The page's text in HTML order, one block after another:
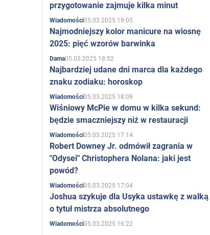
przygotowanie zajmuje kilka minut
Wiadomości05.03.2025 19:05
Najmodniejszy kolor manicure na wiosnę
2025: pięć wzorów barwinka
Dama05.03.2025 18:52
Najbardziej udane dni marca dla każdego
znaku zodiaku: horoskop
Wiadomości05.03.2025 18:09
Wiśniowy McPie w domu w kilka sekund:
będzie smaczniejszy niż w restauracji
Wiadomości05.03.2025 17:14
Robert Downey Jr. odmówił zagrania w
"Odysei" Christophera Nolana: jaki jest
powód?
Wiadomości05.03.2025 17:04
Joshua szykuje dla Usyka ustawkę z walką
o tytuł mistrza absolutnego
Wiadomości05.03.2025 16:22